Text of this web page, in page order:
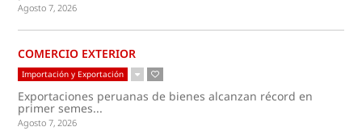
Agosto 7, 2026
COMERCIO EXTERIOR
Importación y Exportación
Exportaciones peruanas de bienes alcanzan récord en
primer semes...
Agosto 7, 2026